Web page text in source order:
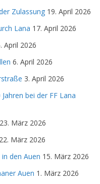
Zulassung 19. April 2026
Lana 17. April 2026
April 2026
6. April 2026
3. April 2026
bei der FF Lana
23. März 2026
22. März 2026
den Auen 15. März 2026
Auen 1. März 2026